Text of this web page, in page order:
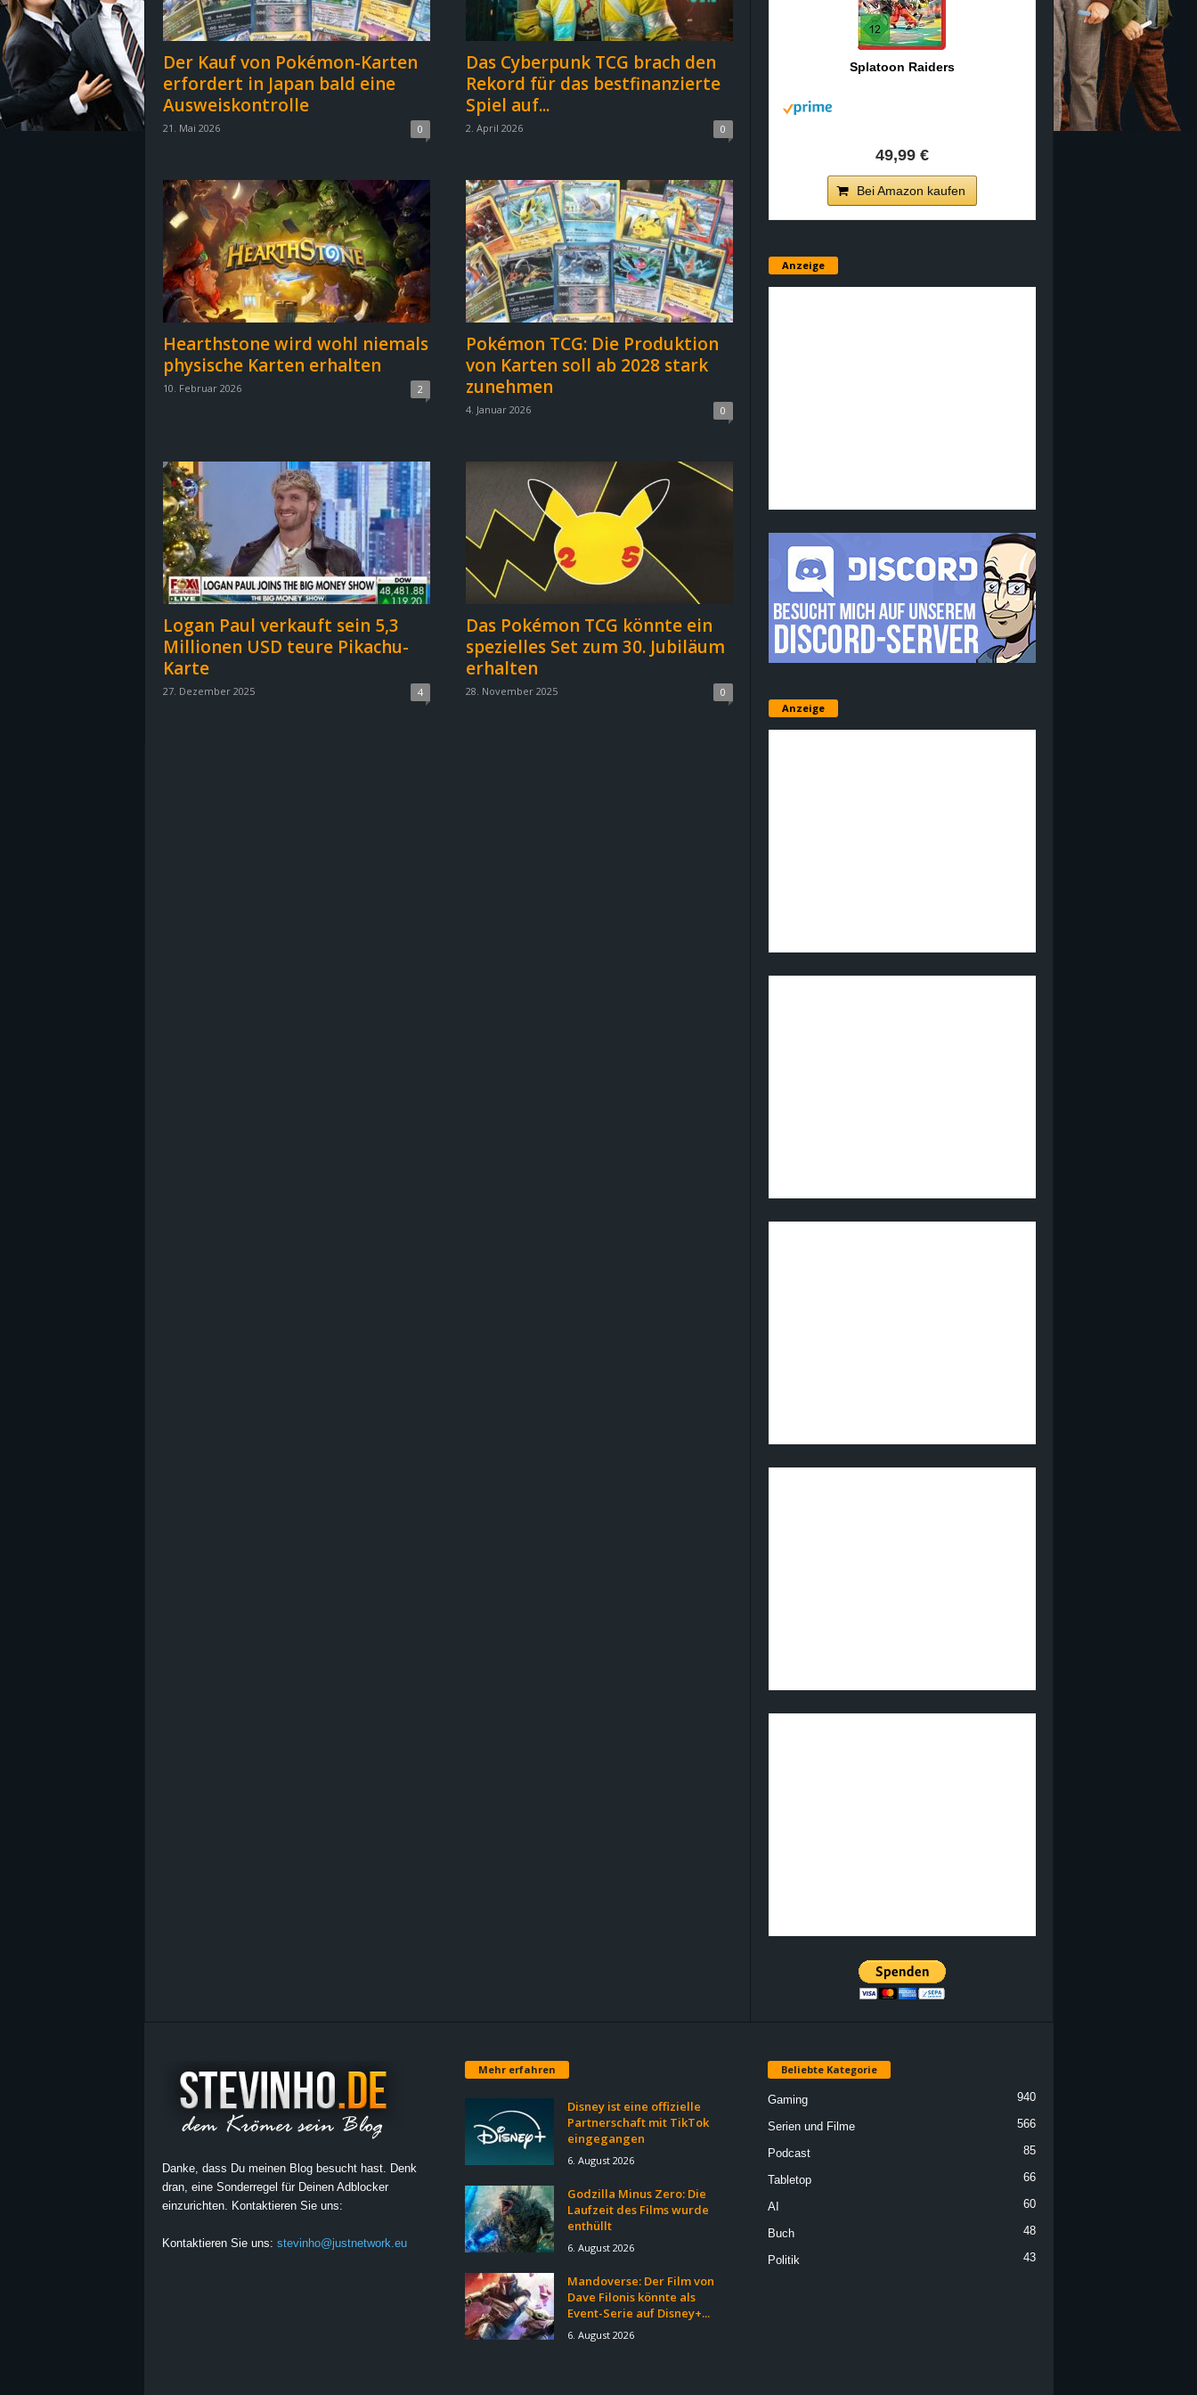
z
e
i
h
e
t
e
r
l
o
g
!
Der Kauf von Pokémon-Karten
erfordert in Japan bald eine
Ausweiskontrolle
21. Mai 2026 0
Das Cyberpunk TCG brach den
Rekord für das bestfinanzierte
Spiel auf...
2. April 2026 0
Hearthstone wird wohl niemals
physische Karten erhalten
10. Februar 2026 2
Pokémon TCG: Die Produktion
von Karten soll ab 2028 stark
zunehmen
4. Januar 2026 0
Logan Paul verkauft sein 5,3
Millionen USD teure Pikachu-
Karte
27. Dezember 2025 4
Das Pokémon TCG könnte ein
spezielles Set zum 30. Jubiläum
erhalten
28. November 2025 0
Splatoon Raiders
49,99 €
Bei Amazon kaufen
Anzeige
Anzeige
Danke, dass Du meinen Blog besucht hast. Denk
dran, eine Sonderregel für Deinen Adblocker
einzurichten. Kontaktieren Sie uns:
Kontaktieren Sie uns: stevinho@justnetwork.eu
Mehr erfahren
Disney ist eine offizielle
Partnerschaft mit TikTok
eingegangen
6. August 2026
Godzilla Minus Zero: Die
Laufzeit des Films wurde
enthüllt
6. August 2026
Mandoverse: Der Film von
Dave Filonis könnte als
Event-Serie auf Disney+...
6. August 2026
Beliebte Kategorie
Gaming 940
Serien und Filme 566
Podcast 85
Tabletop 66
AI 60
Buch 48
Politik 43